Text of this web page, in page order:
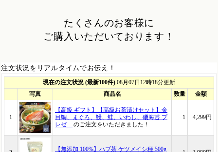
たくさんのお客様に
ご購入いただいております！
注文状況をリアルタイムでお伝え！